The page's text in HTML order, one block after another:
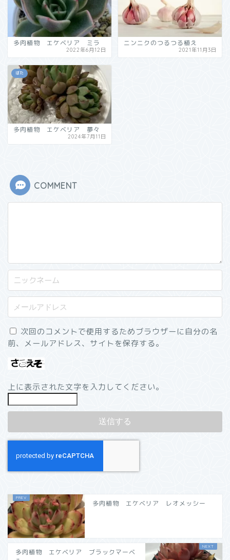
多肉植物 エケベリア ミラ
2022年6月12日
ニンニクのつるつる植え
2021年11月3日
ぼた
多肉植物 エケベリア 夢々
2024年7月11日
COMMENT
次回のコメントで使用するためブラウザーに自分の名
前、メールアドレス、サイトを保存する。
上に表示された文字を入力してください。
多肉植物 エケベリア レオメッシー
多肉植物 エケベリア ブラックマーベ